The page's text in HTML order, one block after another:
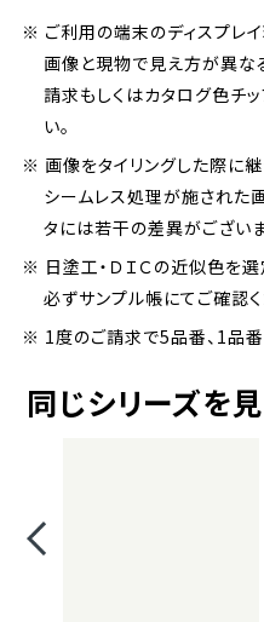
※ ご利用の端末のディスプレ
画像と現物で見え方が異な
請求もしくはカタログ色チ
い。
※ 画像をタイリングした際に
シームレス処理が施された
タには若干の差異がございま
※ 日塗工・ＤＩＣの近似色を選
必ずサンプル帳にてご確認く
※ 1度のご請求で5品番、1品番
同じシリーズを